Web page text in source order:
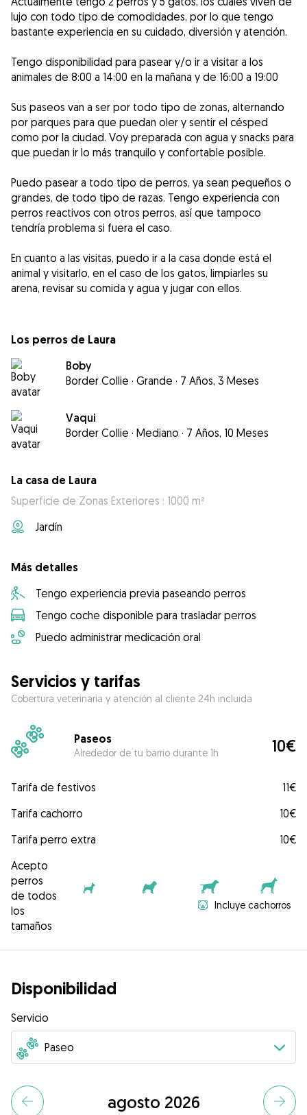
lujo con todo tipo de comodidades, por lo que tengo
bastante experiencia en su cuidado, diversión y atención.
Tengo disponibilidad para pasear y/o ir a visitar a los
animales de 8:00 a 14:00 en la mañana y de 16:00 a 19:00
Sus paseos van a ser por todo tipo de zonas, alternando
por parques para que puedan oler y sentir el césped
como por la ciudad. Voy preparada con agua y snacks para
que puedan ir lo más tranquilo y confortable posible.
Puedo pasear a todo tipo de perros, ya sean pequeños o
grandes, de todo tipo de razas. Tengo experiencia con
perros reactivos con otros perros, así que tampoco
tendría problema si fuera el caso.
En cuanto a las visitas, puedo ir a la casa donde está el
animal y visitarlo, en el caso de los gatos, limpiarles su
arena, revisar su comida y agua y jugar con ellos.
Los perros de Laura
Boby
Border Collie · Grande · 7 Años, 3 Meses
Vaqui
Border Collie · Mediano · 7 Años, 10 Meses
La casa de Laura
Superficie de Zonas Exteriores : 1000 m²
Jardín
Más detalles
Tengo experiencia previa paseando perros
Tengo coche disponible para trasladar perros
Puedo administrar medicación oral
Servicios y tarifas
Cobertura veterinaria y atención al cliente 24h incluida
Paseos
Alrededor de tu barrio durante 1h 10€
Tarifa de festivos
11€
Tarifa cachorro
10€
Tarifa perro extra
10€
Acepto
perros
de todos
los
tamaños
Incluye cachorros
Disponibilidad
Servicio
agosto 2026